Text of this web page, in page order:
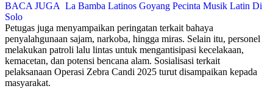
BACA JUGA La Bamba Latinos Goyang Pecinta Musik Latin Di
Solo
Petugas juga menyampaikan peringatan terkait bahaya
penyalahgunaan sajam, narkoba, hingga miras. Selain itu, personel
melakukan patroli lalu lintas untuk mengantisipasi kecelakaan,
kemacetan, dan potensi bencana alam. Sosialisasi terkait
pelaksanaan Operasi Zebra Candi 2025 turut disampaikan kepada
masyarakat.